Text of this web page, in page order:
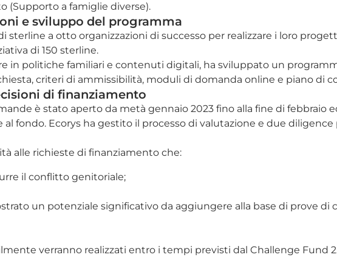
(Supporto a famiglie diverse).
e sviluppo del programma
sterline a otto organizzazioni di successo per realizzare i loro
di 150 sterline.
in politiche familiari e contenuti digitali, ha sviluppato un
criteri di ammissibilità, moduli di domanda online e piano di
di finanziamento
è stato aperto da metà gennaio 2023 fino alla fine di febbraio
fondo. Ecorys ha gestito il processo di valutazione e due diligence
alle richieste di finanziamento che:
il conflitto genitoriale;
un potenziale significativo da aggiungere alla base di prove di
verranno realizzati entro i tempi previsti dal Challenge Fund